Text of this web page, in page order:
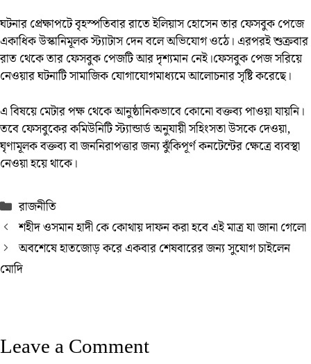
ঘটনার প্রেক্ষাপটে বৃহস্পতিবার রাতে ইলিয়াস হোসেন তার ফেসবুক পেজে
একাধিক উস্কানিমূলক স্ট্যাটাস দেন বলে অভিযোগ ওঠে। এরপরই শুক্রবার
রাত থেকে তার ফেসবুক পেজটি আর দৃশ্যমান নেই।ফেসবুক পেজ সরিয়ে
নেওয়ার ঘটনাটি সামাজিক যোগাযোগমাধ্যমে আলোচনার সৃষ্টি করেছে।
এ বিষয়ে মেটার পক্ষ থেকে আনুষ্ঠানিকভাবে কোনো বক্তব্য পাওয়া যায়নি।
তবে ফেসবুকের কমিউনিটি স্ট্যান্ডার্ড অনুযায়ী সহিংসতা উসকে দেওয়া,
ঘৃণামূলক বক্তব্য বা জননিরাপত্তার জন্য ঝুঁকিপূর্ণ কনটেন্টের ক্ষেত্রে ব্যবস্থা
নেওয়া হয়ে থাকে।
Categories
রাজনীতি
শহীদ ওসমান হাদী কে কোথায় দাফন করা হবে এই মাত্র যা জানা গেলো
অবশেষে হাতজোড় করে একবার শেষবারের জন্য সুযোগ চাইলেন
মোদি
Leave a Comment